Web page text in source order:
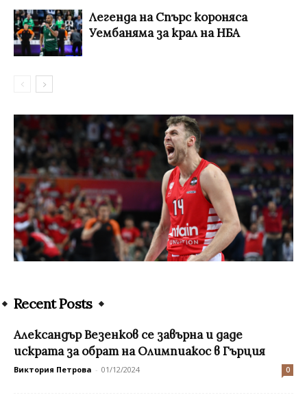
Легенда на Спърс короняса
Уембаняма за крал на НБА
Recent Posts
Александър Везенков се завърна и даде
искрата за обрат на Олимпиакос в Гърция
Виктория Петрова - 01/12/2024 0